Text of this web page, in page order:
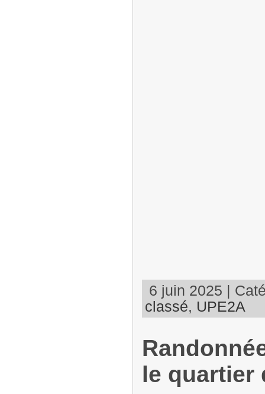
6 juin 2025 |
classé, UPE2A
le quartier